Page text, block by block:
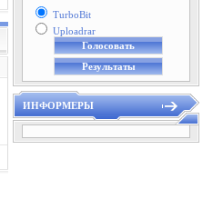
TurboBit
Uploadrar
ИНФОРМЕРЫ